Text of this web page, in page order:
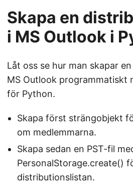
Skapa en
i MS Outlook i
Låt oss se hur man skapar
MS Outlook programmatiskt
för Python.
Skapa först strängobjekt
om medlemmarna.
Skapa sedan en PST-fil
PersonalStorage.create()
distributionslistan.